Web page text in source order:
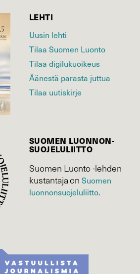
LEHTI
Uusin lehti
Tilaa Suomen Luonto
Tilaa digilukuoikeus
Äänestä parasta juttua
Tilaa uutiskirje
SUOMEN LUONNON­
SUOJELU­LIITTO
Suomen Luonto -lehden
kustantaja onSuomen
luonnonsuojelu­liitto.